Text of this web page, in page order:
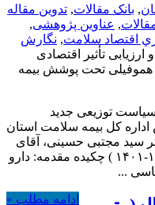
, بانک مقالات, تدوین مقاله
, عناوین پژوهشی,
اقتصاد سلامت, نگارش
تأثیر اقتصادی
هموفیلی تحت پوشش بیمه
سیاست توزیعی جدید
کل بیمه سلامت استان
سید مجتبی حسینی، آقای
مهدی فرح پور، دوره ۵، شماره ۴ – ( ۱۰-۱۴۰۱ ) چکیده مقدمه: دارو
...
ادامه مطلب »